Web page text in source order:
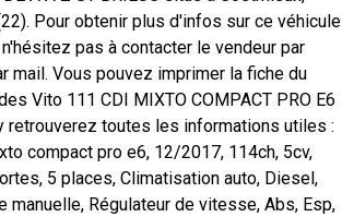
Pour obtenir plus d'infos sur ce véhicule
pas à contacter le vendeur par
mail. Vous pouvez imprimer la fiche du
Vito 111 CDI MIXTO COMPACT PRO E6
retrouverez toutes les informations utiles :
compact pro e6, 12/2017, 114ch, 5cv,
5 places, Climatisation auto, Diesel,
manuelle, Régulateur de vitesse, Abs, Esp,